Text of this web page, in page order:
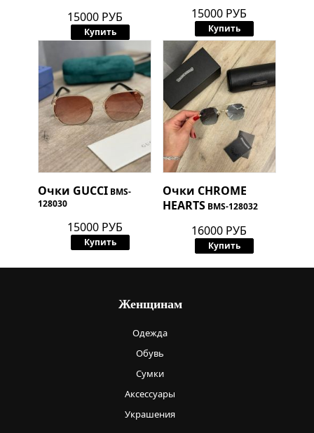
15000 РУБ
Купить
15000 РУБ
Купить
Очки GUCCI BMS-
128030
15000 РУБ
Купить
Очки CHROME
HEARTS BMS-128032
16000 РУБ
Купить
Женщинам
Одежда
Обувь
Сумки
Аксессуары
Украшения